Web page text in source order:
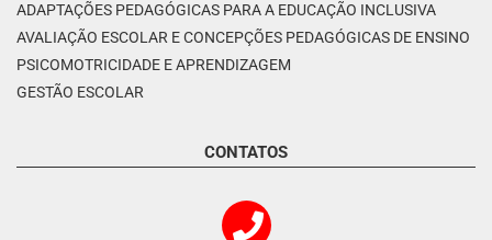
ADAPTAÇÕES PEDAGÓGICAS PARA A EDUCAÇÃO INCLUSIVA
AVALIAÇÃO ESCOLAR E CONCEPÇÕES PEDAGÓGICAS DE ENSINO
PSICOMOTRICIDADE E APRENDIZAGEM
GESTÃO ESCOLAR
CONTATOS